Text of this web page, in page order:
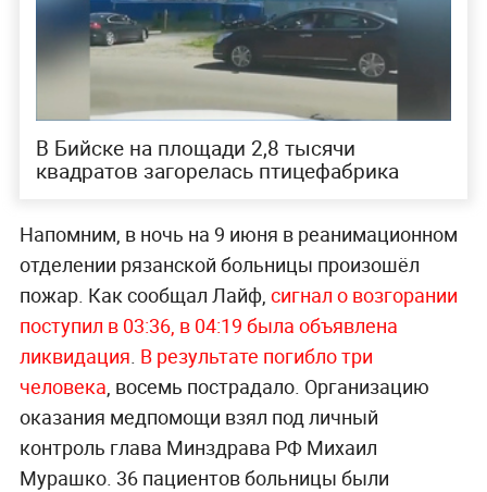
В Бийске на площади 2,8 тысячи
квадратов загорелась птицефабрика
Напомним, в ночь на 9 июня в реанимационном
отделении рязанской больницы произошёл
пожар. Как сообщал Лайф, сигнал о возгорании
поступил в 03:36, в 04:19 была объявлена
ликвидация В результате погибло три
человека , восемь пострадало. Организацию
оказания медпомощи взял под личный
контроль глава Минздрава РФ Михаил
Мурашко. 36 пациентов больницы были